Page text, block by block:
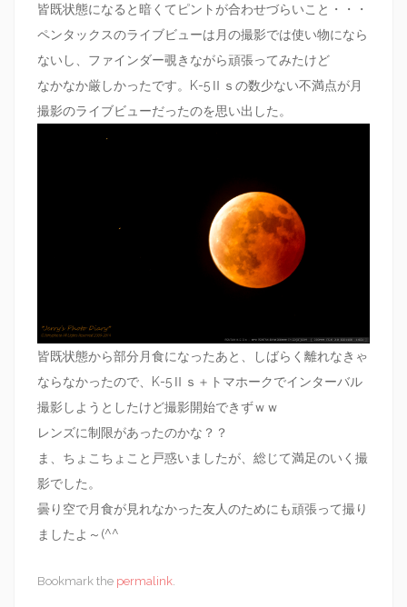
皆既状態になると暗くてピントが合わせづらいこと・・・
ペンタックスのライブビューは月の撮影では使い物になら
ないし、ファインダー覗きながら頑張ってみたけど
なかなか厳しかったです。K-5Ⅱｓの数少ない不満点が月
撮影のライブビューだったのを思い出した。
皆既状態から部分月食になったあと、しばらく離れなきゃ
ならなかったので、K-5Ⅱｓ＋トマホークでインターバル
撮影しようとしたけど撮影開始できずｗｗ
レンズに制限があったのかな？？
ま、ちょこちょこと戸惑いましたが、総じて満足のいく撮
影でした。
曇り空で月食が見れなかった友人のためにも頑張って撮り
ましたよ～(^^
Bookmark the permalink.